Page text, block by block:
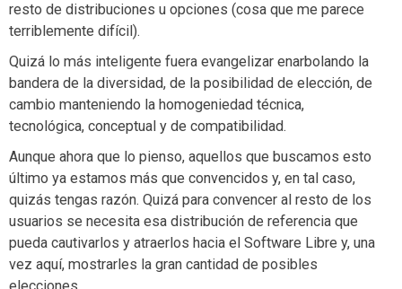
resto de distribuciones u opciones (cosa que me parece
terriblemente difícil).
Quizá lo más inteligente fuera evangelizar enarbolando la
bandera de la diversidad, de la posibilidad de elección, de
cambio manteniendo la homogeniedad técnica,
tecnológica, conceptual y de compatibilidad.
Aunque ahora que lo pienso, aquellos que buscamos esto
último ya estamos más que convencidos y, en tal caso,
quizás tengas razón. Quizá para convencer al resto de los
usuarios se necesita esa distribución de referencia que
pueda cautivarlos y atraerlos hacia el Software Libre y, una
vez aquí, mostrarles la gran cantidad de posibles